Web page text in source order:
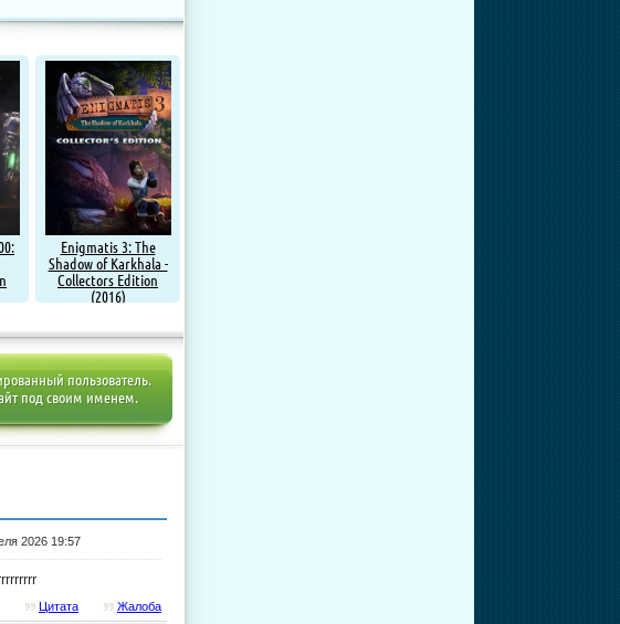
Enigmatis 3: The
Shadow of Karkhala -
Collectors Edition
(2016)
пользователь.
под своим именем.
2026 19:57
Жалоба
Цитата